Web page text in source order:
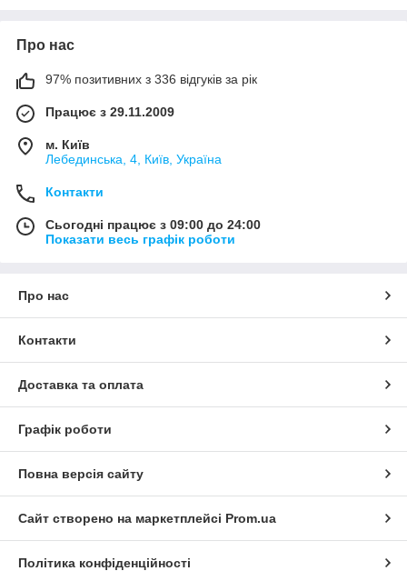
вашим запитом, або аналоги інших виробників.
+380675038212(VIBER) | pm@elnik.shop
Ми не просто інтернет-магазин, а велика, оптова,
виробничих підприємств.
Про нас
97% позитивних з 336 відгуків за рік
Працює з 29.11.2009
м. Київ
Лебединська, 4, Київ, Україна
Контакти
Сьогодні працює з 09:00 до 24:00
Показати весь графік роботи
Про нас
Контакти
Доставка та оплата
Графік роботи
Повна версія сайту
Сайт створено на маркетплейсі Prom.ua
Політика конфіденційності